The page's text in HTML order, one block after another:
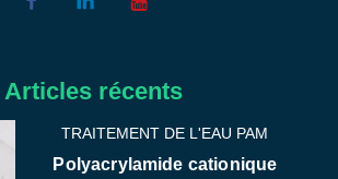
Articles récents
TRAITEMENT DE L'EAU PAM
Polyacrylamide cationique